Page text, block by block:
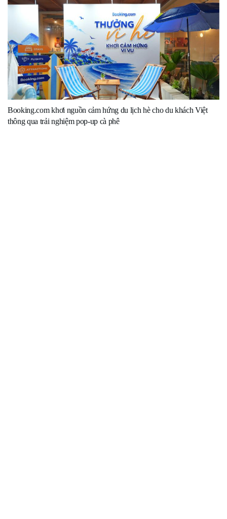
Booking.com khơi nguồn cảm hứng du lịch hè cho du khách Việt
thông qua trải nghiệm pop-up cà phê